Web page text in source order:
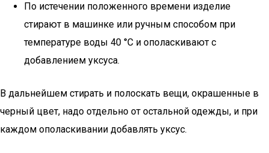
По истечении положенного времени изделие
стирают в машинке или ручным способом при
температуре воды 40 °С и ополаскивают с
добавлением уксуса.
В дальнейшем стирать и полоскать вещи, окрашенные в
черный цвет, надо отдельно от остальной одежды, и при
каждом ополаскивании добавлять уксус.